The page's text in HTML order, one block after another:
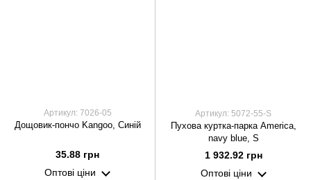
Артикул: 7026-05
Дощовик-пончо Kangoo, Синій
35.88 грн
Оптові ціни
Артикул: 5072-55-S
Пухова куртка-парка America,
navy blue, S
1 932.92 грн
Оптові ціни